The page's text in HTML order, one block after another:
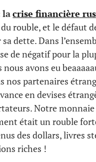
lacrise financière
rouble, et le défaut
dette. Dans
de négatif pour la
nous avons eu
nos partenaires
en devises
Notre monnaie
était un rouble
des dollars, livres
riches !